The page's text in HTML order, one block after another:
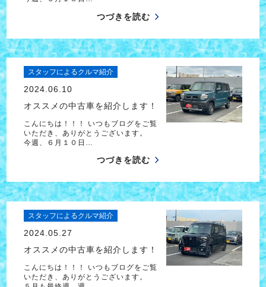
つづきを読む
スタッフによるクルマ紹介
2024.06.10
オススメの中古車を紹介します！
こんにちは！！！ いつもブログをご覧
いただき、ありがとうございます。
今週、６月１０日…
つづきを読む
スタッフによるクルマ紹介
2024.05.27
オススメの中古車を紹介します！
こんにちは！！！ いつもブログをご覧
いただき、ありがとうございます。